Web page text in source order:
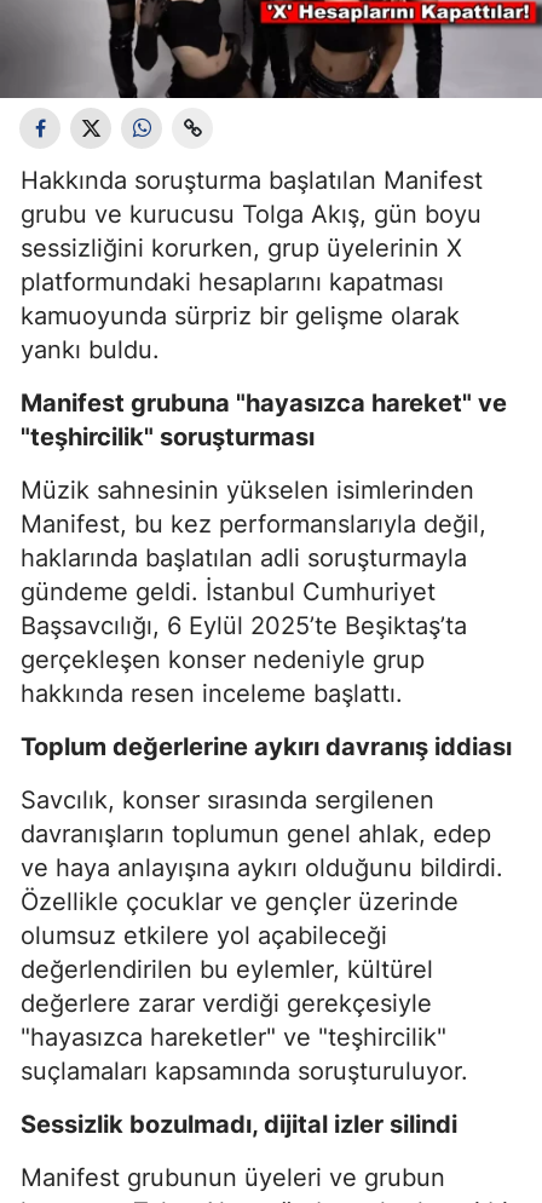
Hakkında soruşturma başlatılan Manifest
grubu ve kurucusu Tolga Akış, gün boyu
sessizliğini korurken, grup üyelerinin X
platformundaki hesaplarını kapatması
kamuoyunda sürpriz bir gelişme olarak
yankı buldu.
Manifest grubuna "hayasızca hareket" ve
"teşhircilik" soruşturması
Müzik sahnesinin yükselen isimlerinden
Manifest, bu kez performanslarıyla değil,
haklarında başlatılan adli soruşturmayla
gündeme geldi. İstanbul Cumhuriyet
Başsavcılığı, 6 Eylül 2025’te Beşiktaş’ta
gerçekleşen konser nedeniyle grup
hakkında resen inceleme başlattı.
Toplum değerlerine aykırı davranış iddiası
Savcılık, konser sırasında sergilenen
davranışların toplumun genel ahlak, edep
ve haya anlayışına aykırı olduğunu bildirdi.
Özellikle çocuklar ve gençler üzerinde
olumsuz etkilere yol açabileceği
değerlendirilen bu eylemler, kültürel
değerlere zarar verdiği gerekçesiyle
"hayasızca hareketler" ve "teşhircilik"
suçlamaları kapsamında soruşturuluyor.
Sessizlik bozulmadı, dijital izler silindi
Manifest grubunun üyeleri ve grubun